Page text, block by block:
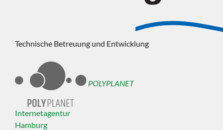
Technische Betreuung und Entwicklung
POLYPLANET
Internetagentur
Hamburg